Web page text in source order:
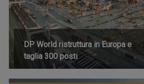
DP World ristruttura in Europa e
taglia 300 posti